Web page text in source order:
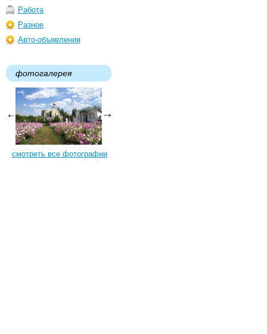
Работа
Разное
Авто-объявления
фотогалерея
смотреть все фотографии